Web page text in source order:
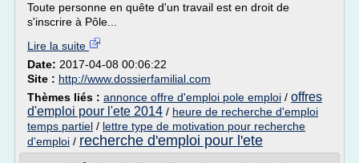
Toute personne en quête d'un travail est en droit de
s'inscrire à Pôle...
Lire la suite
Date: 2017-04-08 00:06:22
Site : http://www.dossierfamilial.com
Thèmes liés : annonce offre d'emploi pole emploi / offres
d'emploi pour l'ete 2014 / heure de recherche d'emploi
temps partiel / lettre type de motivation pour recherche
d'emploi / recherche d'emploi pour l'ete